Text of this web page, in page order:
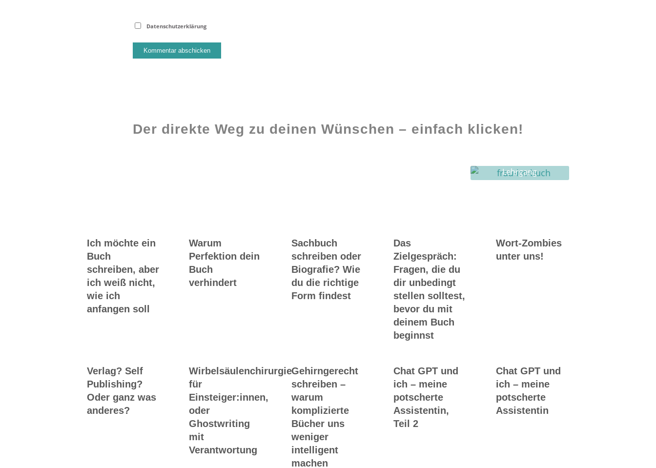
Datenschutzerklärung
Der direkte Weg zu deinen Wünschen – einfach klicken!
Lehrgang
Ghostwriting
Ich möchte ein
Buch
schreiben, aber
ich weiß nicht,
wie ich
anfangen soll
Warum
Perfektion dein
Buch
verhindert
Sachbuch
schreiben oder
Biografie? Wie
du die richtige
Form findest
Das
Zielgespräch:
Fragen, die du
dir unbedingt
stellen solltest,
bevor du mit
deinem Buch
beginnst
Wort-Zombies
unter uns!
Verlag? Self
Publishing?
Oder ganz was
anderes?
Wirbelsäulenchirurgie
für
Einsteiger:innen,
oder
Ghostwriting
mit
Verantwortung
Gehirngerecht
schreiben –
warum
komplizierte
Bücher uns
weniger
intelligent
machen
Chat GPT und
ich – meine
potscherte
Assistentin,
Teil 2
Chat GPT und
ich – meine
potscherte
Assistentin